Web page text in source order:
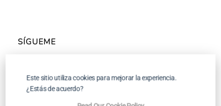
SÍGUEME
Este sitio utiliza cookies para mejorar la experiencia.
¿Estás de acuerdo?